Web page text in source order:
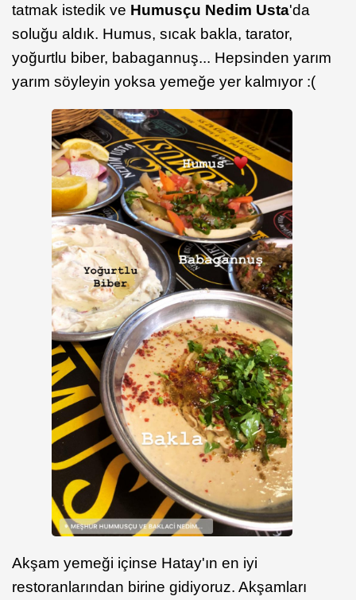
tatmak istedik ve Humusçu Nedim Usta'da
soluğu aldık. Humus, sıcak bakla, tarator,
yoğurtlu biber, babagannuş... Hepsinden yarım
yarım söyleyin yoksa yemeğe yer kalmıyor :(
Akşam yemeği içinse Hatay'ın en iyi
restoranlarından birine gidiyoruz. Akşamları